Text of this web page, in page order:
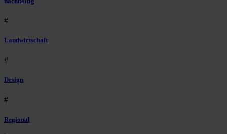
#
Landwirtschaft
#
Design
#
Regional